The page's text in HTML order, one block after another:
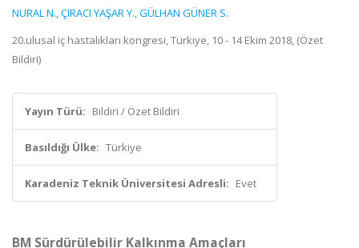
NURAL N.,ÇIRACI YAŞAR Y.,GÜLHAN GÜNER S.
20.ulusal iç hastalıkları kongresi, Türkiye, 10 - 14 Ekim 2018, (Özet
Bildiri)
Yayın Türü: Bildiri / Özet Bildiri
Basıldığı Ülke: Türkiye
Karadeniz Teknik Üniversitesi Adresli: Evet
BM Sürdürülebilir Kalkınma Amaçları